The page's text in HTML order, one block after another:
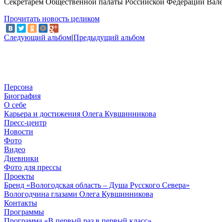
Прочитать новость целиком
Следующий альбом|Предыдущий альбом
Персона
Биография
О себе
Карьера и достижения Олега Кувшинникова
Пресс-центр
Новости
Фото
Видео
Дневники
Фото для прессы
Проекты
Бренд «Вологодская область – Душа Русского Севера»
Вологодчина глазами Олега Кувшинникова
Контакты
Программы